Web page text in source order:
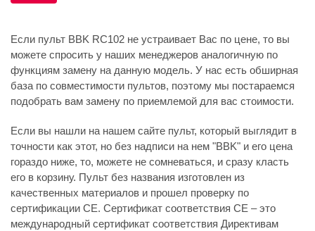
Если пульт BBK RC102 не устраивает Вас по цене, то вы
можете спросить у наших менеджеров аналогичную по
функциям замену на данную модель. У нас есть обширная
база по совместимости пультов, поэтому мы постараемся
подобрать вам замену по приемлемой для вас стоимости.
Если вы нашли на нашем сайте пульт, который выглядит в
точности как этот, но без надписи на нем "BBK" и его цена
гораздо ниже, то, можете не сомневаться, и сразу класть
его в корзину. Пульт без названия изготовлен из
качественных материалов и прошел проверку по
сертификации CE. Сертификат соответствия СЕ – это
международный сертификат соответствия Директивам